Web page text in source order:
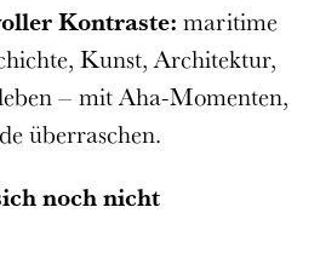
Kontraste: maritime
Kunst, Architektur,
– mit Aha-Momenten,
überraschen.
noch nicht